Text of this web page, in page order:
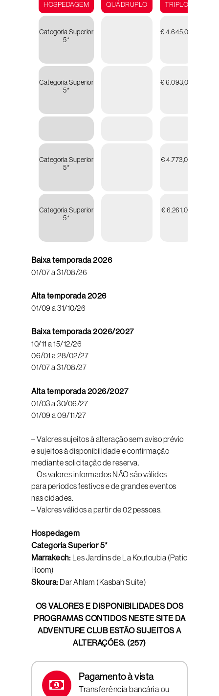
HOSPEDAGEM QUÁDRUPLO TRIPLO
Categoria Superior
5*
€ 4.645,00
Categoria Superior
5*
€ 6.093,00
Categoria Superior
5*
€ 4.773,00
Categoria Superior
5*
€ 6.261,00
Baixa temporada 2026
01/07 a 31/08/26
Alta temporada 2026
01/09 a 31/10/26
Baixa temporada 2026/2027
10/11 a 15/12/26
06/01 a 28/02/27
01/07 a 31/08/27
Alta temporada 2026/2027
01/03 a 30/06/27
01/09 a 09/11/27
– Valores sujeitos à alteração sem aviso prévio
e sujeitos à disponibilidade e confirmação
mediante solicitação de reserva.
– Os valores informados NÃO são válidos
para períodos festivos e de grandes eventos
nas cidades.
– Valores válidos a partir de 02 pessoas.
Hospedagem
Categoria Superior 5*
Marrakech: Les Jardins de La Koutoubia (Patio
Room)
Skoura: Dar Ahlam (Kasbah Suite)
OS VALORES E DISPONIBILIDADES DOS
PROGRAMAS CONTIDOS NESTE SITE DA
ADVENTURE CLUB ESTÃO SUJEITOS A
ALTERAÇÕES. (257)
Pagamento à vista
Transferência bancária ou